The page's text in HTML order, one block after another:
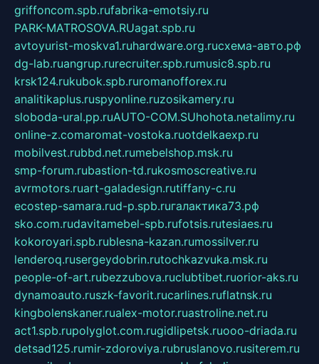
griffoncom.spb.rufabrika-emotsiy.ru
PARK-MATROSOVA.RUagat.spb.ru
avtoyurist-moskva1.ruhardware.org.ruсхема-авто.рф
dg-lab.ruangrup.rurecruiter.spb.rumusic8.spb.ru
krsk124.rukubok.spb.ruromanofforex.ru
analitikaplus.ruspyonline.ruzosikamery.ru
sloboda-ural.pp.ruAUTO-COM.SUhohota.netalimy.ru
online-z.comaromat-vostoka.ruotdelkaexp.ru
mobilvest.rubbd.net.rumebelshop.msk.ru
smp-forum.rubastion-td.rukosmoscreative.ru
avrmotors.ruart-galadesign.rutiffany-c.ru
ecostep-samara.rud-p.spb.ruгалактика73.рф
sko.com.rudavitamebel-spb.rufotsis.rutesiaes.ru
kokoroyari.spb.rublesna-kazan.rumossilver.ru
lenderoq.rusergeydobrin.rutochkazvuka.msk.ru
people-of-art.rubezzubova.ruclubtibet.ruorior-aks.ru
dynamoauto.ruszk-favorit.rucarlines.ruflatnsk.ru
kingbolenskaner.rualex-motor.ruastroline.net.ru
act1.spb.rupolyglot.com.rugidlipetsk.ruooo-driada.ru
detsad125.rumir-zdoroviya.rubruslanovo.rusiterem.ru